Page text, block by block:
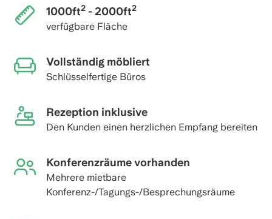
1000ft2- 2000ft2
verfügbare Fläche
Vollständig möbliert
Schlüsselfertige Büros
Rezeption inklusive
Den Kunden einen herzlichen Empfang bereiten
Konferenzräume vorhanden
Mehrere mietbare
Konferenz-/Tagungs-/Besprechungsräume